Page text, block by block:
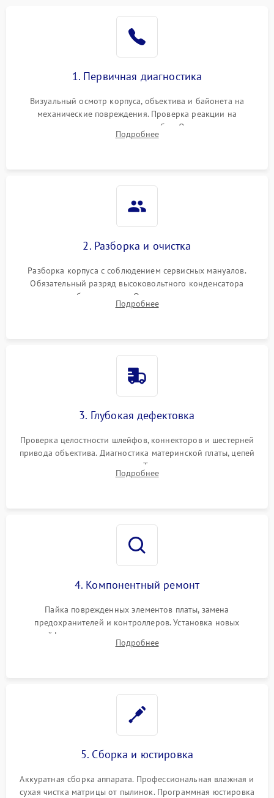
1. Первичная диагностика
Визуальный осмотр корпуса, объектива и байонета на
механические повреждения. Проверка реакции на
включение, считывание кодов ошибок. Оценка состояния
матрицы и затвора, проверка работы автофокуса и вспышки.
Подробнее
2. Разборка и очистка
Разборка корпуса с соблюдением сервисных мануалов.
Обязательный разряд высоковольтного конденсатора
вспышки для безопасности. Очистка внутренних узлов от
пыли, песка и следов влаги с помощью спецсредств.
Подробнее
3. Глубокая дефектовка
Проверка целостности шлейфов, коннекторов и шестерней
привода объектива. Диагностика материнской платы, цепей
питания и картоприемника. Тестирование механизма
затвора и блока внутрикамерной стабилизации.
Подробнее
4. Компонентный ремонт
Пайка поврежденных элементов платы, замена
предохранителей и контроллеров. Установка новых
шлейфов, дисплея, механизма затвора или двигателя
автофокуса. Восстановление геометрии тубуса объектива
Подробнее
5. Сборка и юстировка
Аккуратная сборка аппарата. Профессиональная влажная и
сухая чистка матрицы от пылинок. Программная юстировка